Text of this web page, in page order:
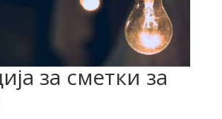
за сметки за